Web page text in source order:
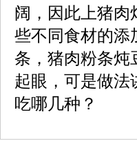
阔，因此上猪肉
些不同食材的添
条，猪肉粉条炖
起眼，可是做法
吃哪几种？